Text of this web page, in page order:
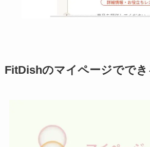
FitDishのマイページでで